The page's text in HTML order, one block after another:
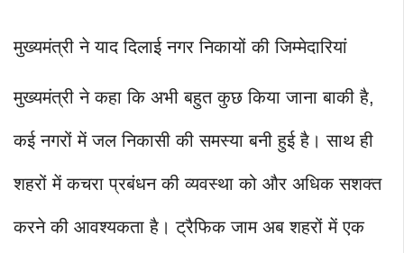
मुख्यमंत्री ने याद दिलाई नगर निकायों की जिम्मेदारियां
मुख्यमंत्री ने कहा कि अभी बहुत कुछ किया जाना बाकी है,
कई नगरों में जल निकासी की समस्या बनी हुई है। साथ ही
शहरों में कचरा प्रबंधन की व्यवस्था को और अधिक सशक्त
करने की आवश्यकता है। ट्रैफिक जाम अब शहरों में एक